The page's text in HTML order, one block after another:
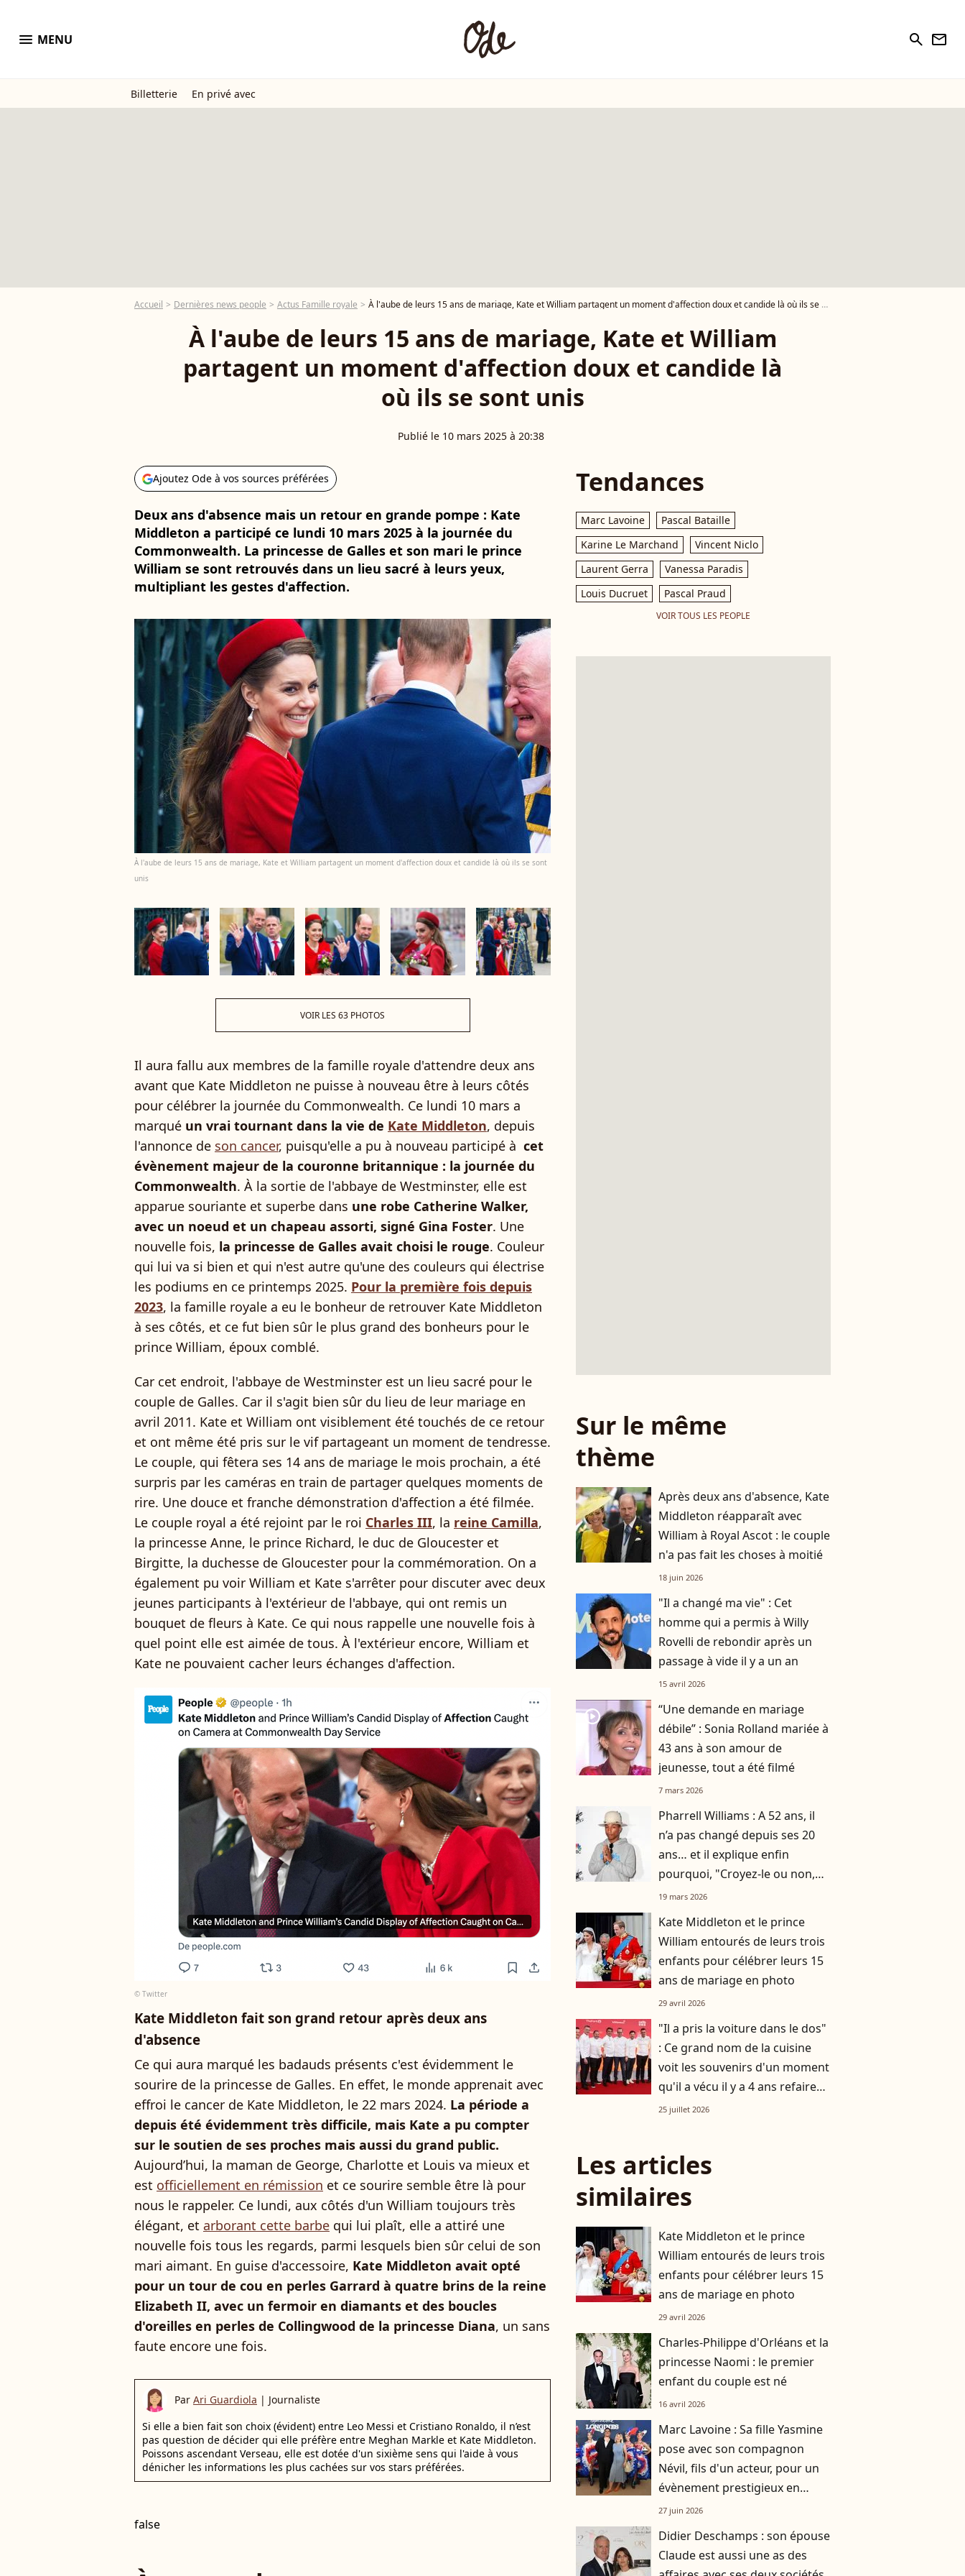
menu MENU search newsletter
Billetterie En privé avec
Accueil Dernières news people Actus Famille royale À l'aube de leurs 15 ans de mariage, Kate et William partagent un moment d'affection doux et candide là où ils se sont unis
À l'aube de leurs 15 ans de mariage, Kate et William
partagent un moment d'affection doux et candide là
où ils se sont unis
Publié le 10 mars 2025 à 20:38
Ajoutez Ode à vos sources préférées
Deux ans d'absence mais un retour en grande pompe : Kate
Middleton a participé ce lundi 10 mars 2025 à la journée du
Commonwealth. La princesse de Galles et son mari le prince
William se sont retrouvés dans un lieu sacré à leurs yeux,
multipliant les gestes d'affection.
À l'aube de leurs 15 ans de mariage, Kate et William partagent un moment d'affection doux et candide là où ils se sont
unis
VOIR LES 63 PHOTOS
Il aura fallu aux membres de la famille royale d'attendre deux ans
avant que Kate Middleton ne puisse à nouveau être à leurs côtés
pour célébrer la journée du Commonwealth. Ce lundi 10 mars a
marqué un vrai tournant dans la vie de Kate Middleton, depuis
l'annonce de son cancer, puisqu'elle a pu à nouveau participé à cet
évènement majeur de la couronne britannique : la journée du
Commonwealth. À la sortie de l'abbaye de Westminster, elle est
apparue souriante et superbe dans une robe Catherine Walker,
avec un noeud et un chapeau assorti, signé Gina Foster. Une
nouvelle fois, la princesse de Galles avait choisi le rouge. Couleur
qui lui va si bien et qui n'est autre qu'une des couleurs qui électrise
les podiums en ce printemps 2025. Pour la première fois depuis
2023, la famille royale a eu le bonheur de retrouver Kate Middleton
à ses côtés, et ce fut bien sûr le plus grand des bonheurs pour le
prince William, époux comblé.
Car cet endroit, l'abbaye de Westminster est un lieu sacré pour le
couple de Galles. Car il s'agit bien sûr du lieu de leur mariage en
avril 2011. Kate et William ont visiblement été touchés de ce retour
et ont même été pris sur le vif partageant un moment de tendresse.
Le couple, qui fêtera ses 14 ans de mariage le mois prochain, a été
surpris par les caméras en train de partager quelques moments de
rire. Une douce et franche démonstration d'affection a été filmée.
Le couple royal a été rejoint par le roi Charles III, la reine Camilla,
la princesse Anne, le prince Richard, le duc de Gloucester et
Birgitte, la duchesse de Gloucester pour la commémoration. On a
également pu voir William et Kate s'arrêter pour discuter avec deux
jeunes participants à l'extérieur de l'abbaye, qui ont remis un
bouquet de fleurs à Kate. Ce qui nous rappelle une nouvelle fois à
quel point elle est aimée de tous. À l'extérieur encore, William et
Kate ne pouvaient cacher leurs échanges d'affection.
© Twitter
Kate Middleton fait son grand retour après deux ans
d'absence
Ce qui aura marqué les badauds présents c'est évidemment le
sourire de la princesse de Galles. En effet, le monde apprenait avec
effroi le cancer de Kate Middleton, le 22 mars 2024. La période a
depuis été évidemment très difficile, mais Kate a pu compter
sur le soutien de ses proches mais aussi du grand public.
Aujourd’hui, la maman de George, Charlotte et Louis va mieux et
est officiellement en rémission et ce sourire semble être là pour
nous le rappeler. Ce lundi, aux côtés d'un William toujours très
élégant, et arborant cette barbe qui lui plaît, elle a attiré une
nouvelle fois tous les regards, parmi lesquels bien sûr celui de son
mari aimant. En guise d'accessoire, Kate Middleton avait opté
pour un tour de cou en perles Garrard à quatre brins de la reine
Elizabeth II, avec un fermoir en diamants et des boucles
d'oreilles en perles de Collingwood de la princesse Diana, un sans
faute encore une fois.
Par Ari Guardiola | Journaliste
Si elle a bien fait son choix (évident) entre Leo Messi et Cristiano Ronaldo, il n’est
pas question de décider qui elle préfère entre Meghan Markle et Kate Middleton.
Poissons ascendant Verseau, elle est dotée d'un sixième sens qui l'aide à vous
dénicher les informations les plus cachées sur vos stars préférées.
false
Tendances
Marc Lavoine
Pascal Bataille
Karine Le Marchand
Vincent Niclo
Laurent Gerra
Vanessa Paradis
Louis Ducruet
Pascal Praud
VOIR TOUS LES PEOPLE
Sur le même
thème
Après deux ans d'absence, Kate
Middleton réapparaît avec
William à Royal Ascot : le couple
n'a pas fait les choses à moitié
18 juin 2026
"Il a changé ma vie" : Cet
homme qui a permis à Willy
Rovelli de rebondir après un
passage à vide il y a un an
15 avril 2026
player2
“Une demande en mariage
débile” : Sonia Rolland mariée à
43 ans à son amour de
jeunesse, tout a été filmé
7 mars 2026
Pharrell Williams : A 52 ans, il
n’a pas changé depuis ses 20
ans… et il explique enfin
pourquoi, "Croyez-le ou non,
c'est la clé"
19 mars 2026
Kate Middleton et le prince
William entourés de leurs trois
enfants pour célébrer leurs 15
ans de mariage en photo
29 avril 2026
"Il a pris la voiture dans le dos"
: Ce grand nom de la cuisine
voit les souvenirs d'un moment
qu'il a vécu il y a 4 ans refaire
surface
25 juillet 2026
Les articles
similaires
Kate Middleton et le prince
William entourés de leurs trois
enfants pour célébrer leurs 15
ans de mariage en photo
29 avril 2026
Charles-Philippe d'Orléans et la
princesse Naomi : le premier
enfant du couple est né
16 avril 2026
Marc Lavoine : Sa fille Yasmine
pose avec son compagnon
Névil, fils d'un acteur, pour un
évènement prestigieux en
famille
27 juin 2026
Didier Deschamps : son épouse
Claude est aussi une as des